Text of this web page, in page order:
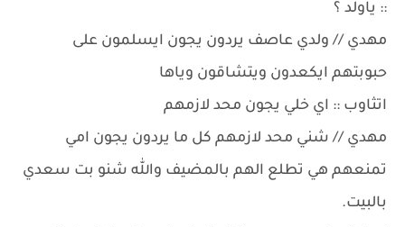
:: ياولد ؟
مهدي // ولدي عاصف يردون يجون ايسلمون على
حبوبتهم ايكعدون ويتشاقون وياها
اتثاوب :: اي خلي يجون محد لازمهم
مهدي // شني محد لازمهم كل ما يردون يجون امي
تمنعهم هي تطلع الهم بالمضيف والله شنو بت سعدي
بالبيت.